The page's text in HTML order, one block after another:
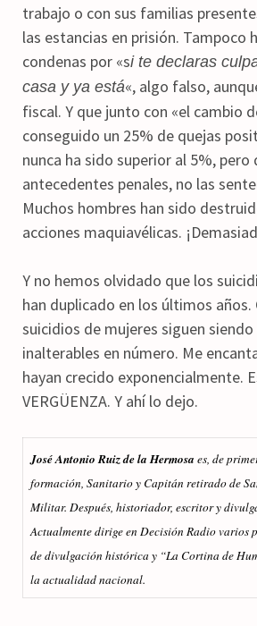
trabajo o con sus familias
las estancias en prisión. Tampoco
condenas por «si te declaras
casa y ya está«, algo falso,
fiscal. Y que junto con «el cambio
conseguido un 25% de quejas
nunca ha sido superior al 5%, pero
antecedentes penales, no las
Muchos hombres han sido
acciones maquiavélicas.
Y no hemos olvidado que los
han duplicado en los últimos
suicidios de mujeres siguen
inalterables en número. Me
hayan crecido exponencialmente.
VERGÜENZA. Y ahí lo dejo.
José Antonio Ruiz de la Hermosa es, de
formación, Sanitario y Capitán retirado de
Militar. Después, historiador, escritor y
Actualmente dirige en Decisión Radio varios
de divulgación histórica y “La Cortina de
la actualidad nacional.